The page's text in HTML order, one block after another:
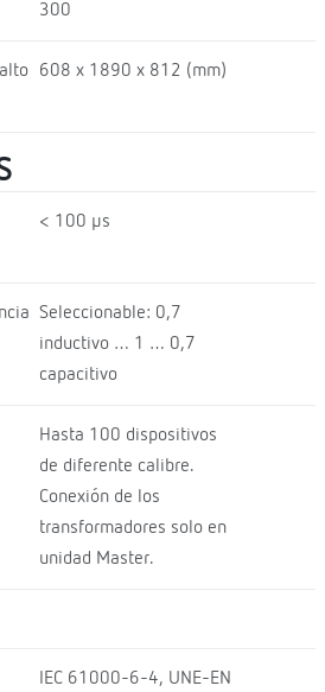
300
608 x 1890 x 812 (mm)
< 100 µs
Seleccionable: 0,7
inductivo … 1 … 0,7
capacitivo
Hasta 100 dispositivos
de diferente calibre.
Conexión de los
transformadores solo en
unidad Master.
IEC 61000-6-4, UNE-EN